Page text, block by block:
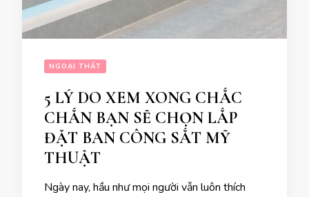
NGOẠI THẤT
5 LÝ DO XEM XONG CHẮC
CHẮN BẠN SẼ CHỌN LẮP
ĐẶT BAN CÔNG SẮT MỸ
THUẬT
Ngày nay, hầu như mọi người vẫn luôn thích